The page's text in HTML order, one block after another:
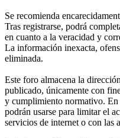
Se recomienda
Tras registrarse, podrá
en cuanto a la veracidad y
La información inexacta,
eliminada.
Este foro almacena la
publicado, únicamente con
y cumplimiento normativo. En
podrán usarse para limitar el
servicios de internet o con las